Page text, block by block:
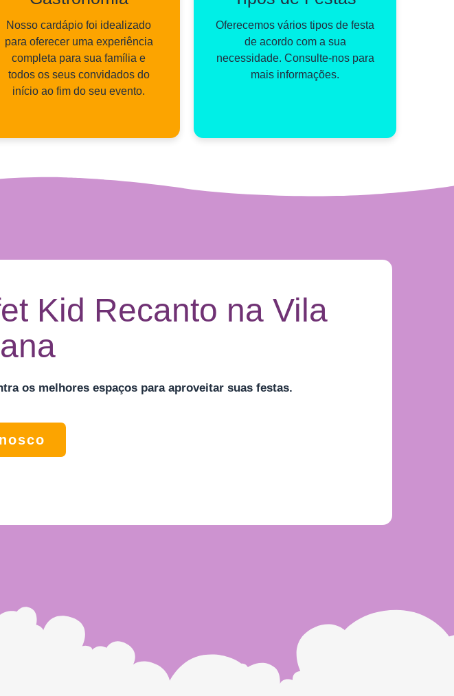
Nosso cardápio foi idealizado
para oferecer uma experiência
completa para sua família e
todos os seus convidados do
início ao fim do seu evento.
Oferecemos vários tipos de festa
de acordo com a sua
necessidade. Consulte-nos para
mais informações.
Kid Recanto na Vila
os melhores espaços para aproveitar suas festas.